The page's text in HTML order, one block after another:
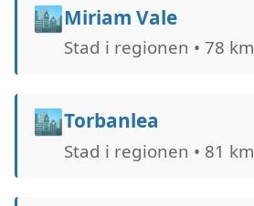
🏙️Miriam Vale
Stad i regionen • 78 km
🏙️Torbanlea
Stad i regionen • 81 km